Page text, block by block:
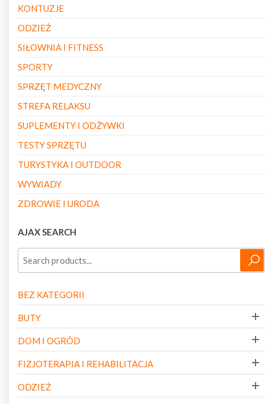
KONTUZJE
ODZIEŻ
SIŁOWNIA I FITNESS
SPORTY
SPRZĘT MEDYCZNY
STREFA RELAKSU
SUPLEMENTY I ODŻYWKI
TESTY SPRZĘTU
TURYSTYKA I OUTDOOR
WYWIADY
ZDROWIE I URODA
AJAX SEARCH
BEZ KATEGORII
BUTY
DOM I OGRÓD
FIZJOTERAPIA I REHABILITACJA
ODZIEŻ